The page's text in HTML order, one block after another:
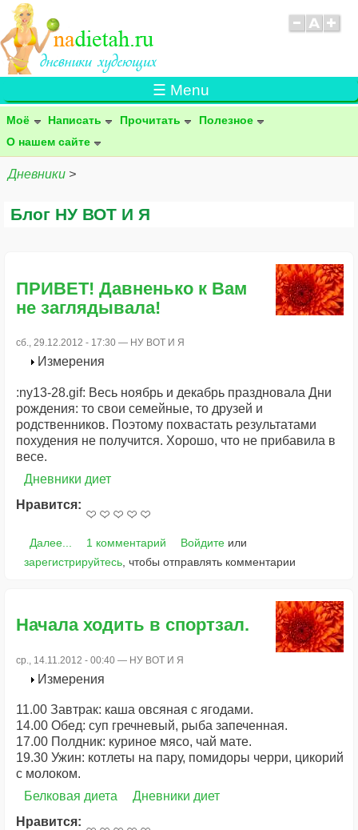
☰ Menu
Моё Написать Прочитать
Полезное
О нашем сайте
Дневники >
Блог НУ ВОТ И Я
ПРИВЕТ! Давненько к Вам
не заглядывала!
сб., 29.12.2012 - 17:30 — НУ ВОТ И Я
Измерения
:ny13-28.gif: Весь ноябрь и декабрь праздновала Дни
рождения: то свои семейные, то друзей и
родственников. Поэтому похвастать результатами
похудения не получится. Хорошо, что не прибавила в
весе.
Дневники диет
Нравится:
Далее... 1 комментарий Войдитеили
зарегистрируйтесь , чтобы отправлять комментарии
Начала ходить в спортзал.
ср., 14.11.2012 - 00:40 — НУ ВОТ И Я
Измерения
11.00 Завтрак: каша овсяная с ягодами.
14.00 Обед: суп гречневый, рыба запеченная.
17.00 Полдник: куриное мясо, чай мате.
19.30 Ужин: котлеты на пару, помидоры черри, цикорий
с молоком.
Белковая диета
Дневники диет
Нравится: